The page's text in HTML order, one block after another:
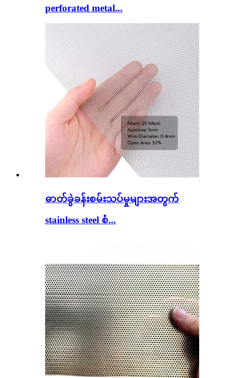
perforated metal...
ဓာတ်ခွဲခန်းစမ်းသပ်မှုများအတွက်
stainless steel စံ...